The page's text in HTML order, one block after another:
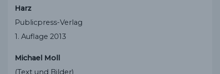
Harz
Publicpress-Verlag
1. Auflage 2013
Michael Moll
(Text und Bilder)